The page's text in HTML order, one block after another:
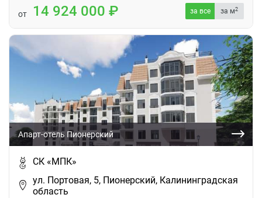
от 14 924 000 за все за м2
Апарт-отель Пионерский
СК «МПК»
ул. Портовая, 5, Пионерский, Калининградская
область